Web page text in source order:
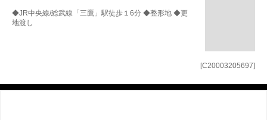
[C20003205697]
◆JR中央線/総武線「三鷹」駅徒歩１6分 ◆整形地 ◆更
地渡し